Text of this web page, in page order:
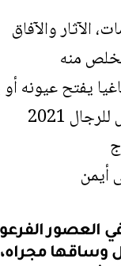
الآثار والآفاق
منه
يفتح عيونه أو
2021
أيمن
وساقها مجراه،